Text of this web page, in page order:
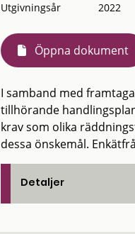
Utgivningsår
2022
Öppna dokument
I samband med
tillhörande
krav som olika
dessa önskemål.
Detaljer